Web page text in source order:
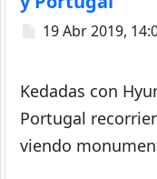
Mensaje
19 Abr 2019,
Kedadas con
Portugal
viendo